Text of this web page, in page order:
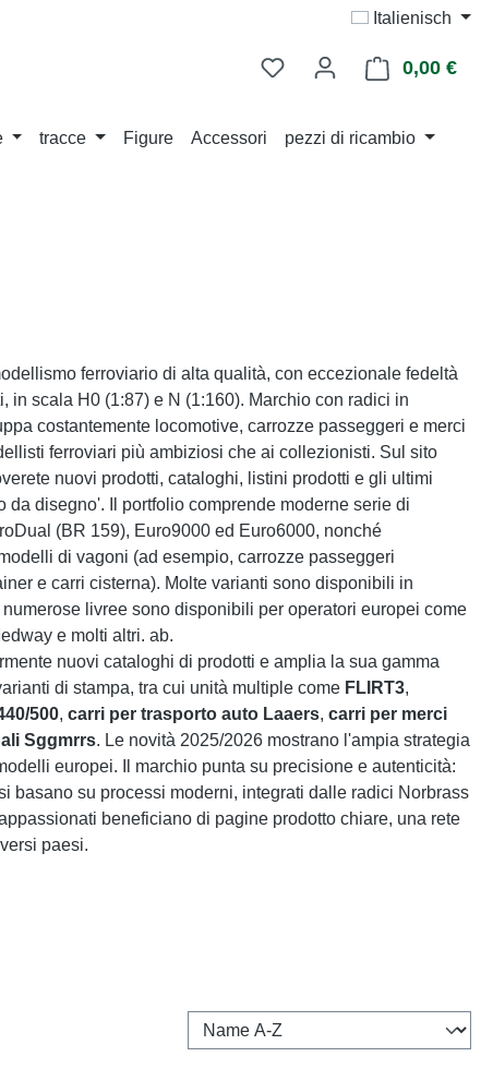
Italienisch
0,00 €Il
tracce Figure Accessori pezzi di ricambio
ferroviario di alta qualità, con eccezionale fedeltà
in scala H0 (1:87) e N (1:160). Marchio con radici in
costantemente locomotive, carrozze passeggeri e merci
ferroviari più ambiziosi che ai collezionisti. Sul sito
nuovi prodotti, cataloghi, listini prodotti e gli ultimi
da disegno'. Il portfolio comprende moderne serie di
(BR 159), Euro9000 ed Euro6000, nonché
di vagoni (ad esempio, carrozze passeggeri
e carri cisterna). Molte varianti sono disponibili in
livree sono disponibili per operatori europei come
e molti altri. ab.
nuovi cataloghi di prodotti e amplia la sua gamma
di stampa, tra cui unità multiple come FLIRT3,
500, carri per trasporto auto Laaers, carri per merci
Sggmrrs. Le novità 2025/2026 mostrano l'ampia strategia
europei. Il marchio punta su precisione e autenticità:
basano su processi moderni, integrati dalle radici Norbrass
beneficiano di pagine prodotto chiare, una rete
paesi.